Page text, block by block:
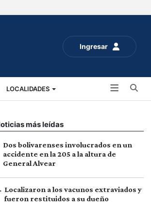
Ingresar
LOCALIDADES
más leídas
Dos bolivarenses involucrados en un
accidente en la 205 a la altura de
General Alvear
Localizaron a los vacunos extraviados y
fueron restituidos a su dueño